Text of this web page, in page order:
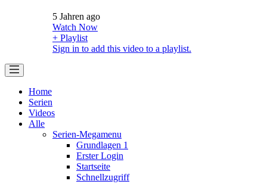
5 Jahren ago
Watch Now
+ Playlist
Sign in to add this video to a playlist.
Home
Serien
Videos
Alle
Serien-Megamenu
Grundlagen 1
Erster Login
Startseite
Schnellzugriff